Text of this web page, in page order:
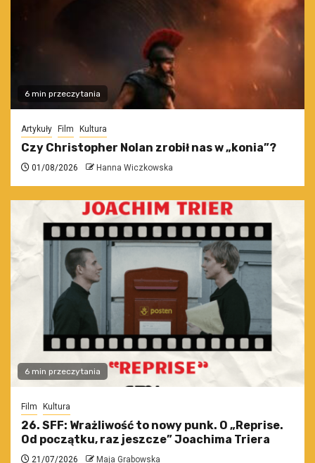
6 min przeczytania
Artykuły Film Kultura
Czy Christopher Nolan zrobił nas w „konia”?
01/08/2026 Hanna Wiczkowska
6 min przeczytania
Film Kultura
26. SFF: Wrażliwość to nowy punk. O „Reprise.
Od początku, raz jeszcze” Joachima Triera
21/07/2026 Maja Grabowska